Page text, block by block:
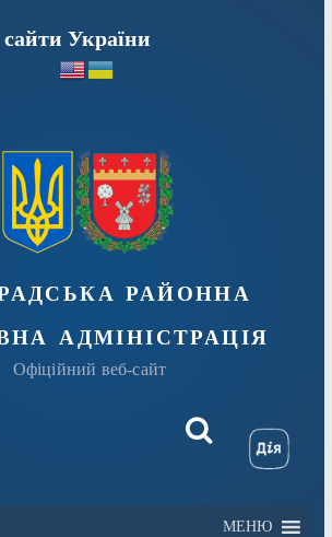
України
районна
адміністрація
Офіційний веб-сайт
МЕНЮ